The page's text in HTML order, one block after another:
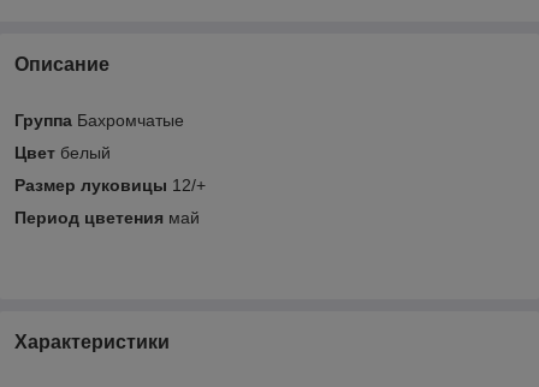
Описание
Группа Бахромчатые
Цвет белый
Размер луковицы 12/+
Период цветения май
Характеристики